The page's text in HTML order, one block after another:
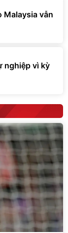
Malaysia vẫn
nghiệp vì kỳ